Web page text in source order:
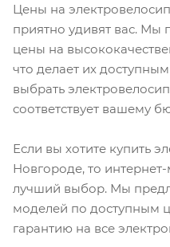
Цены на
приятно удивят вас. Мы
цены на
что делает их
выбрать
соответствует вашему
Если вы хотите купить
Новгороде, то
лучший выбор. Мы
моделей по доступным
гарантию на все